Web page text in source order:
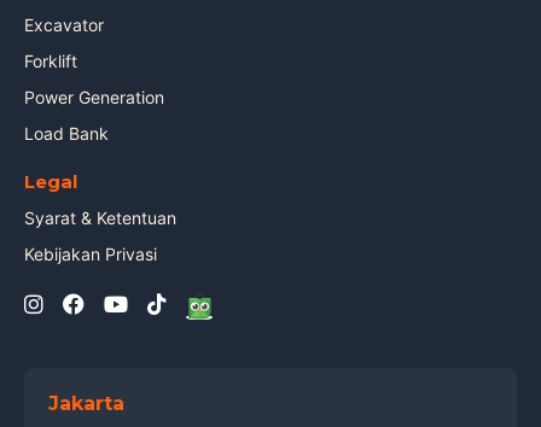
Excavator
Forklift
Power Generation
Load Bank
Legal
Syarat & Ketentuan
Kebijakan Privasi
Jakarta